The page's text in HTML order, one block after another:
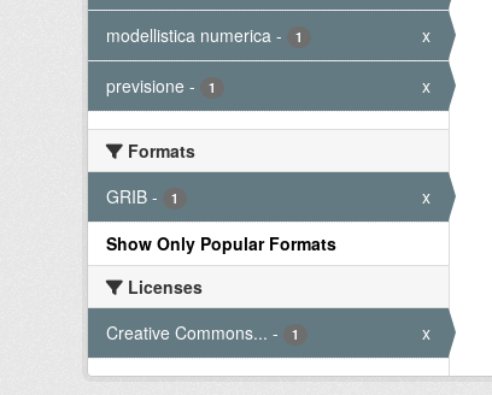
modellistica numerica - 1 x
previsione - 1 x
Formats
GRIB - 1
x
Show Only Popular Formats
Licenses
Creative Commons... - 1 x